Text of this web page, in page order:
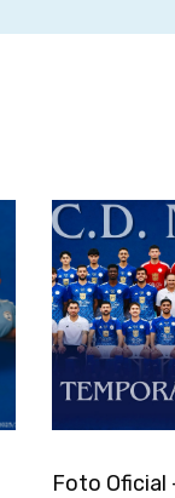
Foto Oficial